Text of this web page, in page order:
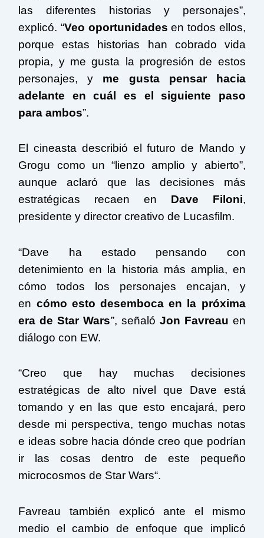
las diferentes historias y personajes”,
explicó. “Veo oportunidadesen todos ellos,
porque estas historias han cobrado vida
propia, y me gusta la progresión de estos
personajes, y me gusta pensar hacia
adelante en cuál es el siguiente paso
para ambos”.
El cineasta describió el futuro de Mando y
Grogu como un “lienzo amplio y abierto”,
aunque aclaró que las decisiones más
estratégicas recaen en Dave Filoni,
presidente y director creativo de Lucasfilm.
“Dave ha estado pensando con
detenimiento en la historia más amplia, en
cómo todos los personajes encajan, y
en cómo esto desemboca en la próxima
era deStar Wars”, señaló Jon Favreau en
diálogo con EW.
“Creo que hay muchas decisiones
estratégicas de alto nivel que Dave está
tomando y en las que esto encajará, pero
desde mi perspectiva, tengo muchas notas
e ideas sobre hacia dónde creo que podrían
ir las cosas dentro de este pequeño
microcosmos de Star Wars“.
Favreau también explicó ante el mismo
medio el cambio de enfoque que implicó